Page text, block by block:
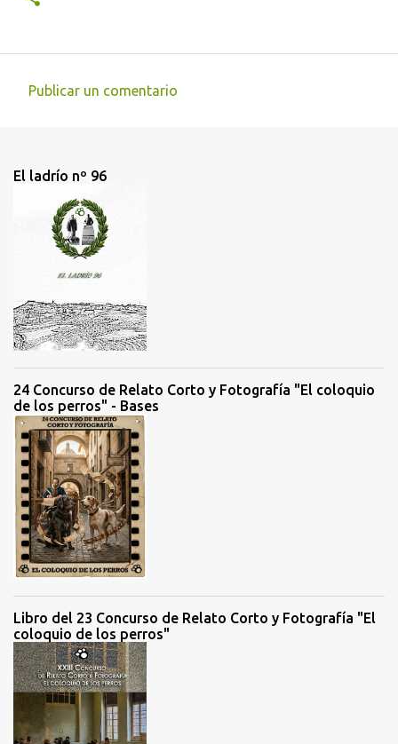
e
i
o
Publicar un comentario
El ladrío nº 96
24 Concurso de Relato Corto y Fotografía "El coloquio
de los perros" - Bases
Libro del 23 Concurso de Relato Corto y Fotografía "El
coloquio de los perros"